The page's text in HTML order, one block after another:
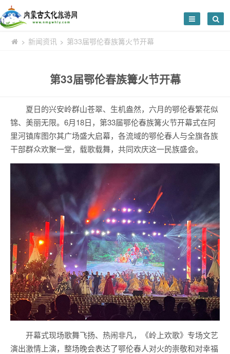
> 新闻资讯 > 第33届鄂伦春族篝火节开幕
第33届鄂伦春族篝火节开幕
夏日的兴安岭群山苍翠、生机盎然，六月的鄂伦春繁花似
锦、美丽无限。6月18日，第33届鄂伦春族篝火节开幕式在阿
里河镇库图尔其广场盛大启幕，各流域的鄂伦春人与全旗各族
干部群众欢聚一堂，载歌载舞，共同欢庆这一民族盛会。
开幕式现场歌舞飞扬、热闹非凡，《岭上欢歌》专场文艺
演出激情上演，整场晚会表达了鄂伦春人对火的崇敬和对幸福